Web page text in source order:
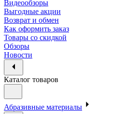
Видеообзоры
Выгодные акции
Возврат и обмен
Как оформить заказ
Товары со скидкой
Обзоры
Новости
Каталог товаров
Абразивные материалы